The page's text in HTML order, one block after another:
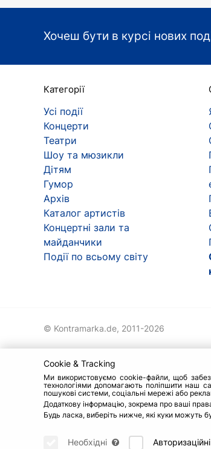
Хочеш бути в курсі нових
Категорії
Усі події
Концерти
Театри
Шоу та мюзикли
Дітям
Гумор
Архів
Каталог артистів
Концертні зали та
майданчики
Події по всьому світу
© Kontramarka.de, 2011-2026
Cookie & Tracking
Ми використовуємо cookie-файли, щоб
технологіями допомагають поліпшити наш
пошукові системи, соціальні мережі або
Додаткову інформацію, зокрема про ваші
Будь ласка, виберіть нижче, які куки можуть
Необхідні Авторизаційні